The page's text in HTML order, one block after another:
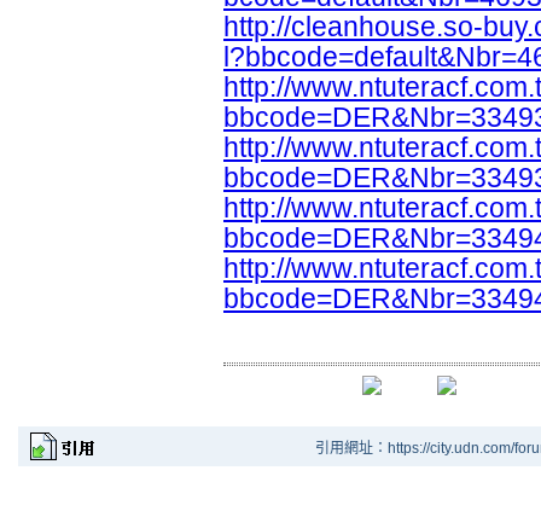
http://cleanhouse.so-
http://
http://
http://
http://
引用網址：https://city.udn.com/